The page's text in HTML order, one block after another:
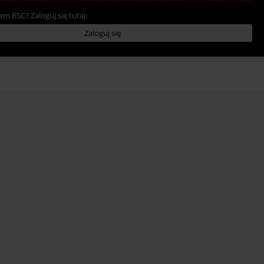
BSC? Zaloguj się tutaj:
Zaloguj się